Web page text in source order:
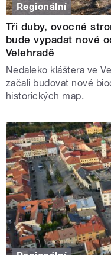
Regionální
Tři duby, ovocné
bude vypadat nové
Velehradě
Nedaleko kláštera ve
začali budovat nové
historických map.